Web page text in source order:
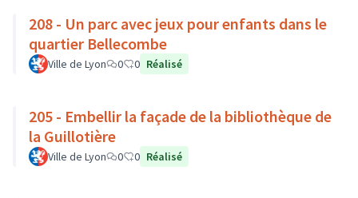
208 - Un parc avec jeux pour enfants dans le
quartier Bellecombe
Ville de Lyon 0 0 Réalisé
205 - Embellir la façade de la bibliothèque de
la Guillotière
Ville de Lyon 0 0 Réalisé